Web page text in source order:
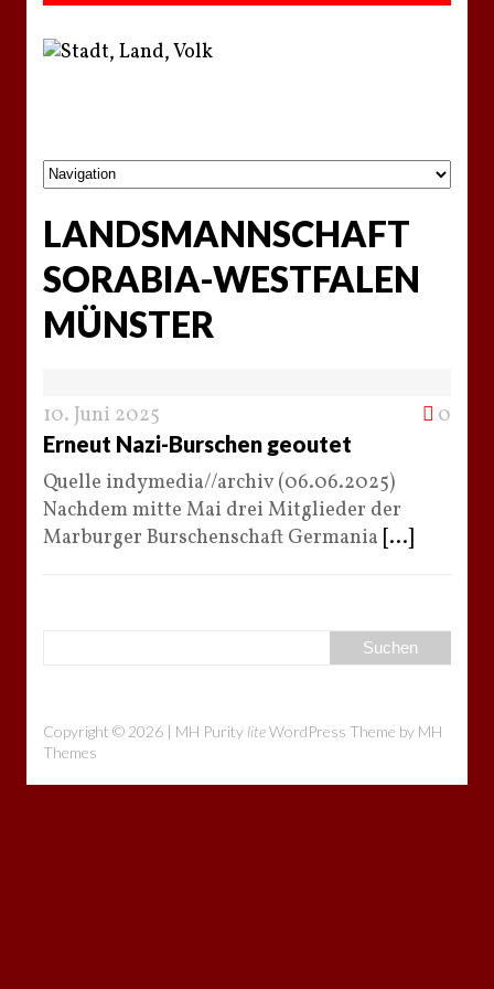
LANDSMANNSCHAFT
SORABIA-WESTFALEN
MÜNSTER
10. Juni 2025 0
Erneut Nazi-Burschen geoutet
Quelle indymedia//archiv (06.06.2025)
Nachdem mitte Mai drei Mitglieder der
Marburger Burschenschaft Germania [...]
Copyright © 2026 | MH Purity liteWordPress Theme by MH
Themes